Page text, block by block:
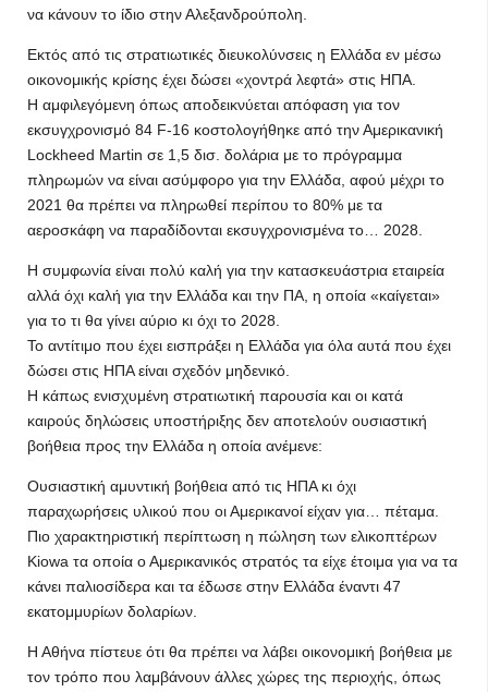
να κάνουν το ίδιο στην Αλεξανδρούπολη.
Εκτός από τις στρατιωτικές διευκολύνσεις η Ελλάδα εν μέσω
οικονομικής κρίσης έχει δώσει «χοντρά λεφτά» στις ΗΠΑ.
Η αμφιλεγόμενη όπως αποδεικνύεται απόφαση για τον
εκσυγχρονισμό 84 F-16 κοστολογήθηκε από την Αμερικανική
Lockheed Martin σε 1,5 δισ. δολάρια με το πρόγραμμα
πληρωμών να είναι ασύμφορο για την Ελλάδα, αφού μέχρι το
2021 θα πρέπει να πληρωθεί περίπου το 80% με τα
αεροσκάφη να παραδίδονται εκσυγχρονισμένα το… 2028.
Η συμφωνία είναι πολύ καλή για την κατασκευάστρια εταιρεία
αλλά όχι καλή για την Ελλάδα και την ΠΑ, η οποία «καίγεται»
για το τι θα γίνει αύριο κι όχι το 2028.
Το αντίτιμο που έχει εισπράξει η Ελλάδα για όλα αυτά που έχει
δώσει στις ΗΠΑ είναι σχεδόν μηδενικό.
Η κάπως ενισχυμένη στρατιωτική παρουσία και οι κατά
καιρούς δηλώσεις υποστήριξης δεν αποτελούν ουσιαστική
βοήθεια προς την Ελλάδα η οποία ανέμενε:
Ουσιαστική αμυντική βοήθεια από τις ΗΠΑ κι όχι
παραχωρήσεις υλικού που οι Αμερικανοί είχαν για… πέταμα.
Πιο χαρακτηριστική περίπτωση η πώληση των ελικοπτέρων
Kiowa τα οποία ο Αμερικανικός στρατός τα είχε έτοιμα για να τα
κάνει παλιοσίδερα και τα έδωσε στην Ελλάδα έναντι 47
εκατομμυρίων δολαρίων.
Η Αθήνα πίστευε ότι θα πρέπει να λάβει οικονομική βοήθεια με
τον τρόπο που λαμβάνουν άλλες χώρες της περιοχής, όπως